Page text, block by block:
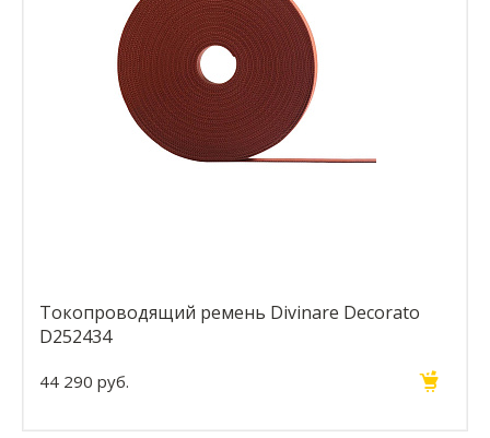
Токопроводящий ремень Divinare Decorato
D252434
44 290 руб.